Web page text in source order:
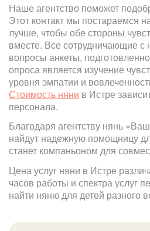
Наше агентство поможет
Этот контакт мы постараемся
лучше, чтобы обе стороны
вместе. Все сотрудничающие с
вопросы анкеты,
опроса является изучение
уровня эмпатии и
Стоимость няни в Истре
персонала.
Благодаря агентству нянь
найдут надежную помощницу
станет компаньоном для
Цена услуг няни в Истре
часов работы и спектра услуг
найти няню для детей разного